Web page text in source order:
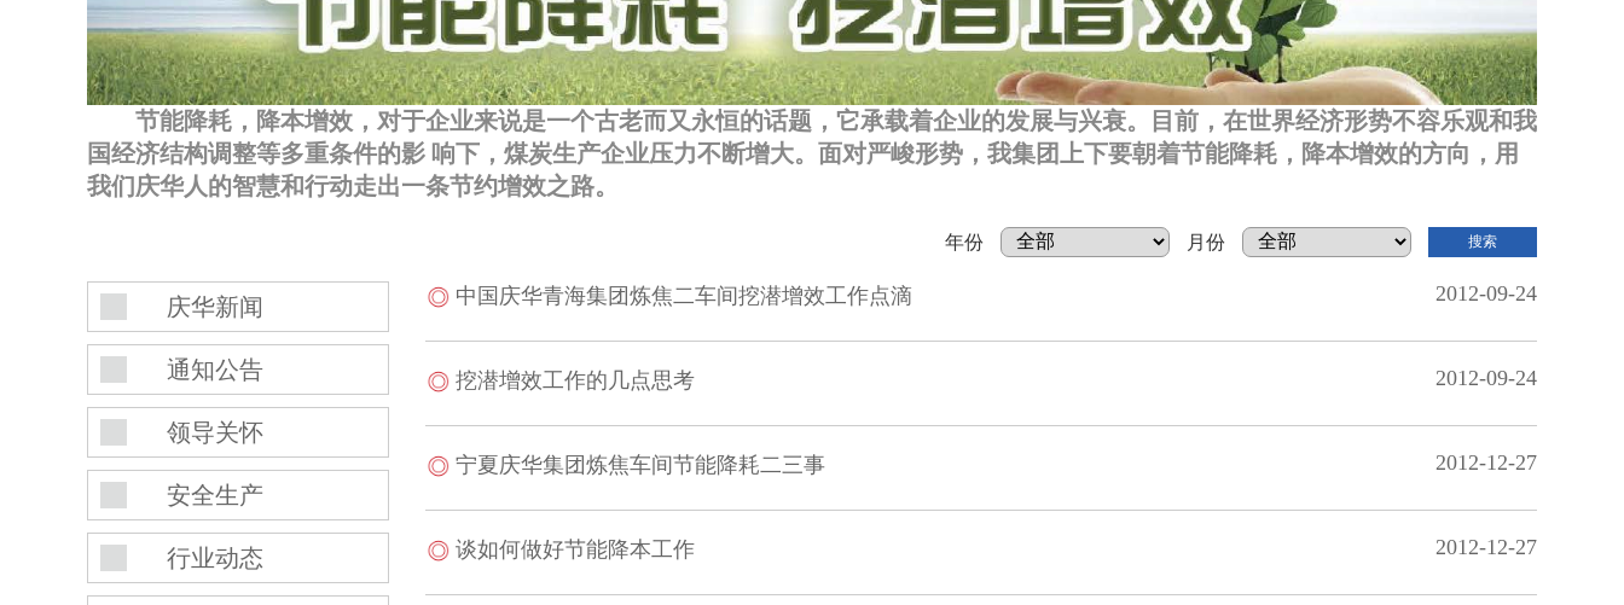
节能降耗，降本增效，对于企业来说是一个古老而又永恒的话题，它承载着企业的发展与兴衰。目前，在世界经济形势不容乐观和我
国经济结构调整等多重条件的影 响下，煤炭生产企业压力不断增大。面对严峻形势，我集团上下要朝着节能降耗，降本增效的方向，用
我们庆华人的智慧和行动走出一条节约增效之路。
年份 月份
庆华新闻
通知公告
领导关怀
安全生产
行业动态
中国庆华青海集团炼焦二车间挖潜增效工作点滴 2012-09-24
挖潜增效工作的几点思考 2012-09-24
宁夏庆华集团炼焦车间节能降耗二三事 2012-12-27
谈如何做好节能降本工作 2012-12-27